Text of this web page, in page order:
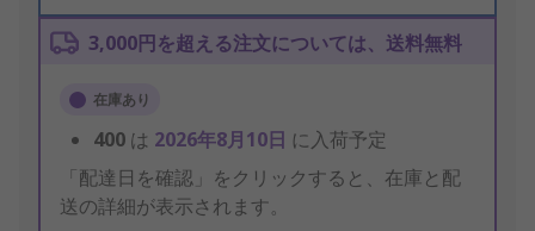
3,000円を超える注文については、送料無料
在庫あり
400 は 2026年8月10日 に入荷予定
「配達日を確認」をクリックすると、在庫と配
送の詳細が表示されます。